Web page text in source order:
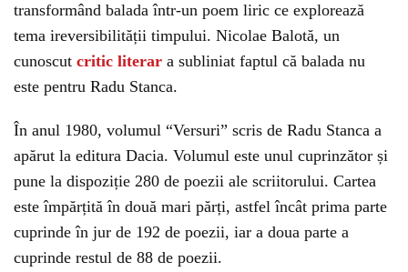
transformând balada într-un poem liric ce explorează
tema ireversibilității timpului. Nicolae Balotă, un
cunoscut critic literar a subliniat faptul că balada nu
este pentru Radu Stanca.
În anul 1980, volumul “Versuri” scris de Radu Stanca a
apărut la editura Dacia. Volumul este unul cuprinzător și
pune la dispoziție 280 de poezii ale scriitorului. Cartea
este împărțită în două mari părți, astfel încât prima parte
cuprinde în jur de 192 de poezii, iar a doua parte a
cuprinde restul de 88 de poezii.